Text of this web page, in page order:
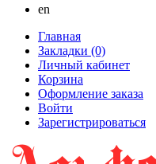
en
Главная
Закладки (0)
Личный кабинет
Корзина
Оформление заказа
Войти
Зарегистрироваться